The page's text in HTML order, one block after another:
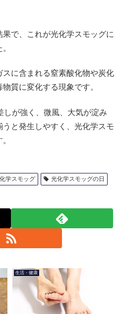
で、これが光化学スモッグに
に含まれる窒素酸化物や炭化
質に変化する現象です。
しが強く、微風、大気が淀み
と発生しやすく、光化学スモ
学スモッグ
光化学スモッグの日
生活・健康